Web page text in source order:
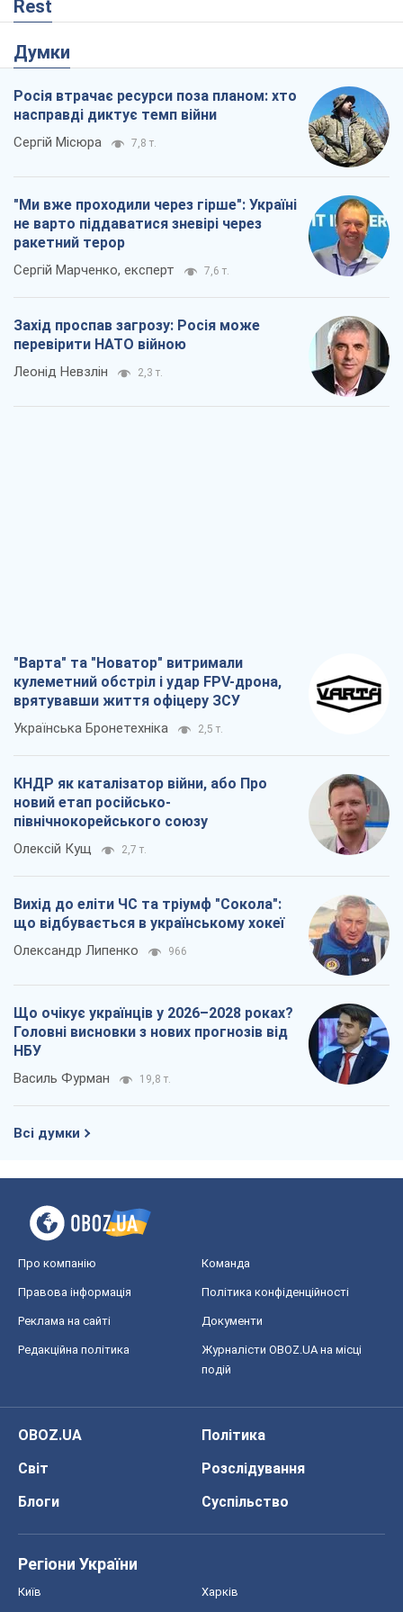
Rest
Думки
Росія втрачає ресурси поза планом: хто
насправді диктує темп війни
Сергій Місюра 7,8 т.
"Ми вже проходили через гірше": Україні
не варто піддаватися зневірі через
ракетний терор
Сергій Марченко, експерт 7,6 т.
Захід проспав загрозу: Росія може
перевірити НАТО війною
Леонід Невзлін 2,3 т.
"Варта" та "Новатор" витримали
кулеметний обстріл і удар FPV-дрона,
врятувавши життя офіцеру ЗСУ
Українська Бронетехніка 2,5 т.
КНДР як каталізатор війни, або Про
новий етап російсько-
північнокорейського союзу
Олексій Кущ 2,7 т.
Вихід до еліти ЧС та тріумф "Сокола":
що відбувається в українському хокеї
Олександр Липенко 966
Що очікує українців у 2026–2028 роках?
Головні висновки з нових прогнозів від
НБУ
Василь Фурман 19,8 т.
Всі думки
Про компанію Команда
Правова інформація Політика конфіденційності
Реклама на сайті Документи
Редакційна політика
Журналісти OBOZ.UA на місці
подій
OBOZ.UA
Політика
Світ
Розслідування
Блоги
Суспільство
Регіони України
Київ Харків